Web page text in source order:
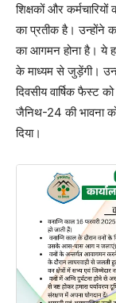
शिक्षकों और
का प्रतीक है। उन्होंने
का आगमन होना है। ये
के माध्यम से जुड़ेंगी।
दिवसीय वार्षिक
जैनिथ-24 की भावना
दिया।